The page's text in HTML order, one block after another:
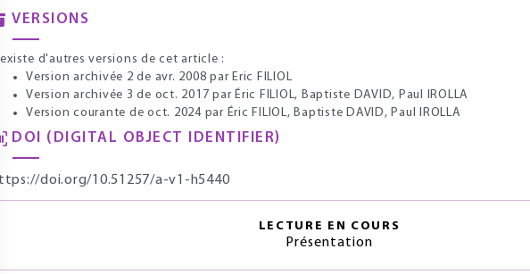
VERSIONS
d'autres versions de cet article :
Version archivée 2 de avr. 2008 par Eric FILIOL
Version archivée 3 de oct. 2017 par Éric FILIOL, Baptiste DAVID, Paul IROLLA
Version courante de oct. 2024par Éric FILIOL, Baptiste DAVID, Paul IROLLA
DOI (DIGITAL OBJECT IDENTIFIER)
doi.org/10.51257/a-v1-h5440
LECTURE EN COURS
Présentation